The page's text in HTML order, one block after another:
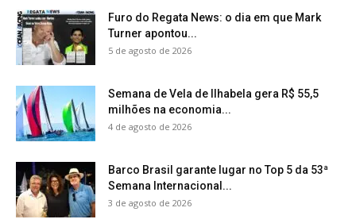
Furo do Regata News: o dia em que Mark
Turner apontou...
5 de agosto de 2026
Semana de Vela de Ilhabela gera R$ 55,5
milhões na economia...
4 de agosto de 2026
Barco Brasil garante lugar no Top 5 da 53ª
Semana Internacional...
3 de agosto de 2026